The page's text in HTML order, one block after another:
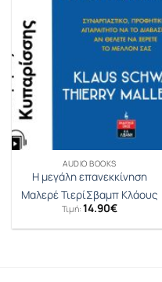
AUDIO BOOKS
Η μεγάλη επανεκκίνηση
Μαλερέ ΤιερίΣβαµπ Κλάους
Τιμή: 14.90€